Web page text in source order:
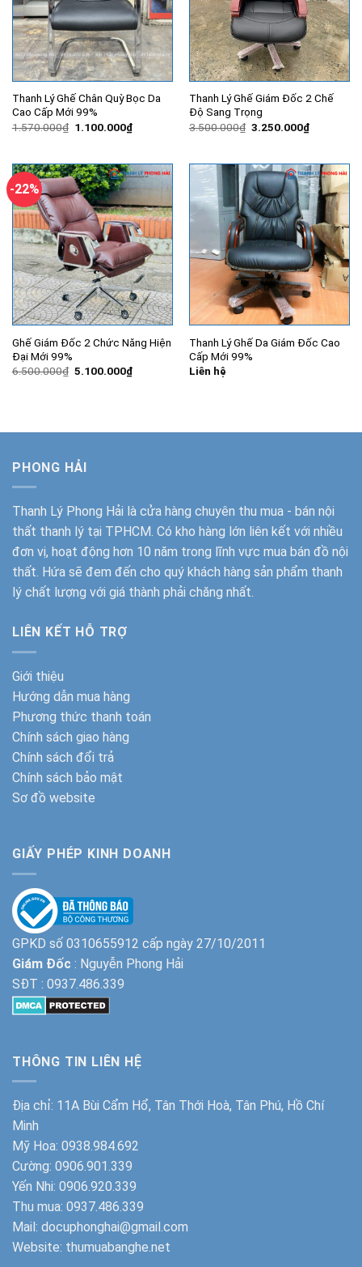
Thanh Lý Ghế Chân Quỳ Bọc Da
Cao Cấp Mới 99%
1.570.000₫ Giá
1.100.000₫Giá
hiện
1.100.000₫.
Thanh Lý Ghế Giám Đốc 2 Chế
Độ Sang Trọng
3.500.000₫ Giá
3.250.000₫Giá
hiện
-22%
Ghế Giám Đốc 2 Chức Năng Hiện
Đại Mới 99%
6.500.000₫ Giá
5.100.000₫Giá
hiện
Thanh Lý Ghế Da Giám Đốc Cao
Cấp Mới 99%
Liên hệ
PHONG HẢI
Thanh Lý Phong Hải là cửa hàng chuyên thu mua - bán nội
thất thanh lý tại TPHCM. Có kho hàng lớn liên kết với nhiều
đơn vị, hoạt động hơn 10 năm trong lĩnh vực mua bán đồ nội
thất. Hứa sẽ đem đến cho quý khách hàng sản phẩm thanh
lý chất lượng với giá thành phải chăng nhất.
LIÊN KẾT HỖ TRỢ
Giới thiệu
Hướng dẫn mua hàng
Phương thức thanh toán
Chính sách giao hàng
Chính sách đổi trả
Chính sách bảo mật
Sơ đồ website
GIẤY PHÉP KINH DOANH
GPKD số 0310655912 cấp ngày 27/10/2011
Giám Đốc : Nguyễn Phong Hải
SĐT : 0937.486.339
THÔNG TIN LIÊN HỆ
Địa chỉ: 11A Bùi Cẩm Hổ, Tân Thới Hoà, Tân Phú, Hồ Chí
Minh
Mỹ Hoa: 0938.984.692
Cường: 0906.901.339
Yến Nhi: 0906.920.339
Thu mua: 0937.486.339
Mail: docuphonghai@gmail.com
Website: thumuabanghe.net